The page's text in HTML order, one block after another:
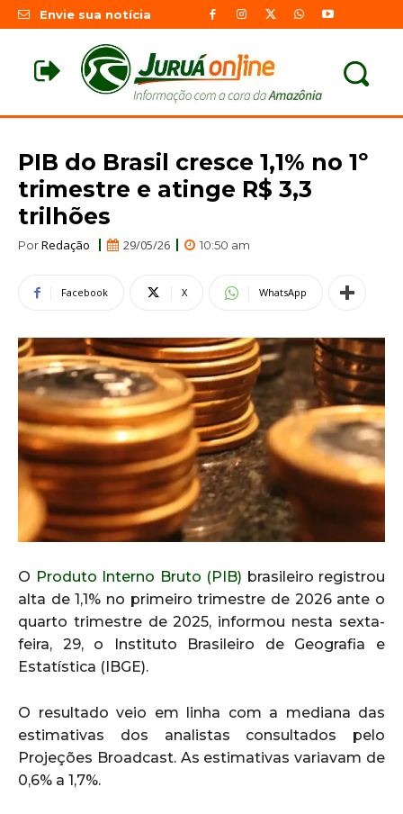
Envie sua notícia
PIB do Brasil cresce 1,1% no 1º
trimestre e atinge R$ 3,3
trilhões
PorRedação 29/05/26 10:50 am
Facebook X WhatsApp
O Produto Interno Bruto (PIB) brasileiro registrou
alta de 1,1% no primeiro trimestre de 2026 ante o
quarto trimestre de 2025, informou nesta sexta-
feira, 29, o Instituto Brasileiro de Geografia e
Estatística (IBGE).
O resultado veio em linha com a mediana das
estimativas dos analistas consultados pelo
Projeções Broadcast. As estimativas variavam de
0,6% a 1,7%.